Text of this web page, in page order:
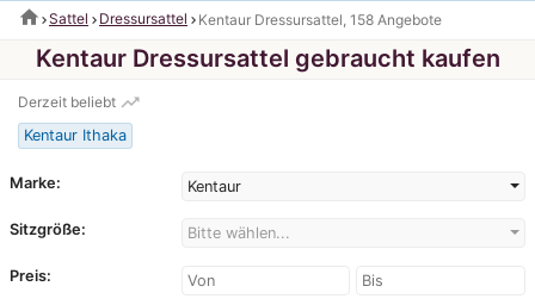
home Sattel Dressursattel Kentaur Dressursattel, 158 Angebote
Kentaur Dressursattel gebraucht kaufen
Derzeit beliebt trending_up
Kentaur Ithaka
Marke: Kentaur
Sitzgröße: Bitte wählen...
Preis: